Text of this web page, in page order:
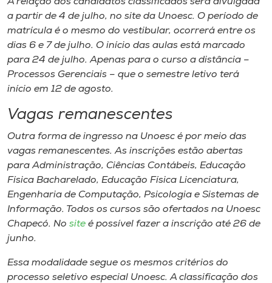
a partir de 4 de julho, no site da Unoesc. O período de
matrícula é o mesmo do vestibular, ocorrerá entre os
dias 6 e 7 de julho. O início das aulas está marcado
para 24 de julho. Apenas para o curso a distância –
Processos Gerenciais – que o semestre letivo terá
início em 12 de agosto.
Vagas remanescentes
Outra forma de ingresso na Unoesc é por meio das
vagas remanescentes. As inscrições estão abertas
para Administração, Ciências Contábeis, Educação
Física Bacharelado, Educação Física Licenciatura,
Engenharia de Computação, Psicologia e Sistemas de
Informação. Todos os cursos são ofertados na Unoesc
Chapecó. No site é possível fazer a inscrição até 26 de
junho.
Essa modalidade segue os mesmos critérios do
processo seletivo especial Unoesc. A classificação dos